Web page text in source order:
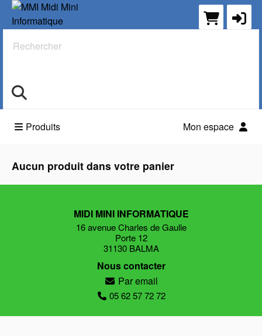
Rechercher
Produits Mon espace
Aucun produit dans votre panier
MIDI MINI INFORMATIQUE
16 avenue Charles de Gaulle
Porte 12
31130 BALMA
Nous contacter
Par email
05 62 57 72 72